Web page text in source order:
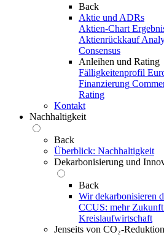
Back
Aktie und ADRs
Aktien-Chart
Aktienrückkauf
Consensus
Anleihen und Rating
Fälligkeitenprofil
Finanzierung
Rating
Kontakt
Nachhaltigkeit
Back
Überblick: Nachhaltigkeit
Dekarbonisierung und
Back
Wir dekarbonisieren
CCUS: mehr
Kreislaufwirtschaft
Jenseits von CO₂-Reduktion